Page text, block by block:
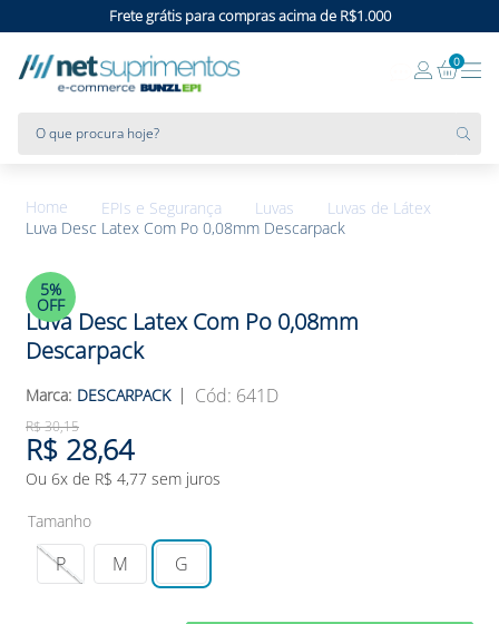
Frete grátis para compras acima de R$1.000
0
EPIs e Segurança Luvas
Luvas de Látex
Luva Desc Latex Com Po 0,08mm Descarpack
5%
OFF
Luva Desc Latex Com Po 0,08mm
Descarpack
DESCARPACK : 641D
R$30,15
R$ 28,64
Ou 6x de R$ 4,77 sem juros
Tamanho
P M G